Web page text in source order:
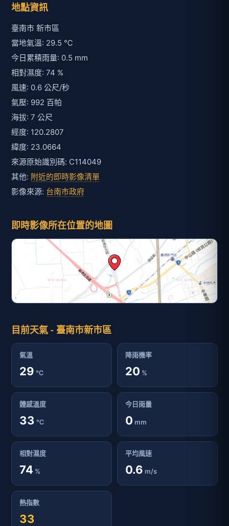
地點資訊
臺南市 新市區
當地氣溫: 29.5 ℃
今日累積雨量: 0.5 mm
相對濕度: 74 %
風速: 0.6 公尺/秒
氣壓: 992 百帕
海拔: 7 公尺
經度: 120.2807
緯度: 23.0664
來源原始識別碼: C114049
其他: 附近的即時影像清單
影像來源: 台南市政府
即時影像所在位置的地圖
目前天氣 - 臺南市新市區
氣溫
29 ℃
降雨機率
20 %
體感溫度
33 ℃
今日雨量
0 mm
相對濕度
74 %
平均風速
0.6 m/s
熱指數
33